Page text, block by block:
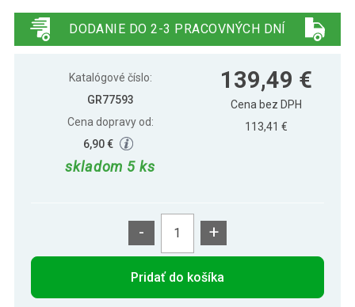
DODANIE DO 2-3 PRACOVNÝCH DNÍ
Katalógové číslo:
GR77593
Cena dopravy od:
6,90 €
skladom 5 ks
139,49 €
Cena bez DPH
113,41 €
- +
Pridať do košíka